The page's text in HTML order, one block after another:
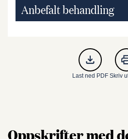
Anbefalt behandling
Last ned PDF Skriv
Oppskrifter med